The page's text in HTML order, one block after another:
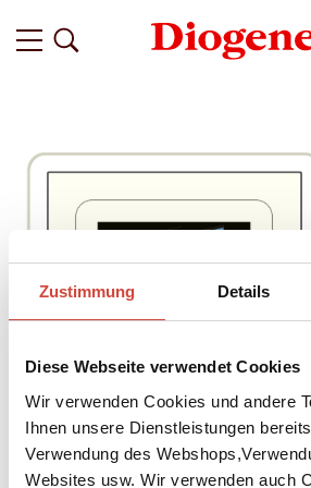
Zustimmung Details
Diese Webseite verwendet Cookies
Wir verwenden Cookies und andere
Ihnen unsere Dienstleistungen
Verwendung des
Websites usw. Wir verwenden auch